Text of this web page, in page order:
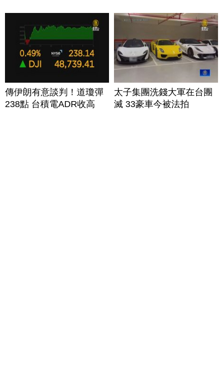
傳伊朗有意談判！道瓊彈
238點 台積電ADR收高
太子集團洗錢大軍在台團
滅 33豪車今被法拍